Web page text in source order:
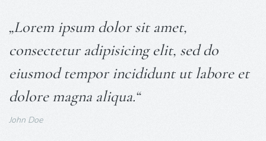
„Lorem ipsum dolor sit amet,
consectetur adipisicing elit, sed do
eiusmod tempor incididunt ut labore et
dolore magna aliqua.“
John Doe